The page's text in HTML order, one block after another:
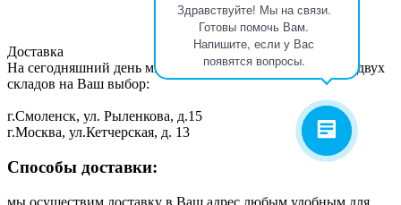
Здравствуйте! Мы на связи.
Готовы помочь Вам.
Напишите, если у Вас
появятся вопросы.
Доставка
На сегодняшний день мы можем предложить доставку с двух
складов на Ваш выбор:
г.Смоленск, ул. Рыленкова, д.15
г.Москва, ул.Кетчерская, д. 13
Способы доставки:
мы осуществим доставку в Ваш адрес любым удобным для